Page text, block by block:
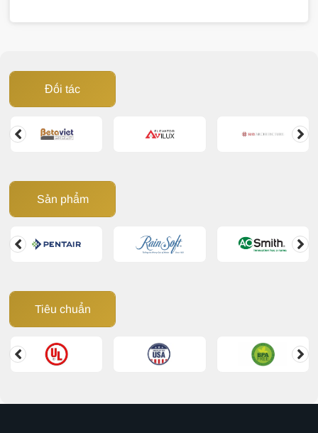
như thế nào và đâu là giải pháp xử lý hiệu quả? Cùng
Giải Pháp Nướctìm hiểu trong bài viết dưới đây.
Đối tác
Sản phẩm
Tiêu chuẩn